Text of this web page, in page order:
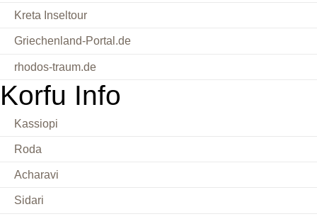
Kreta Inseltour
Griechenland-Portal.de
rhodos-traum.de
Korfu Info
Kassiopi
Roda
Acharavi
Sidari